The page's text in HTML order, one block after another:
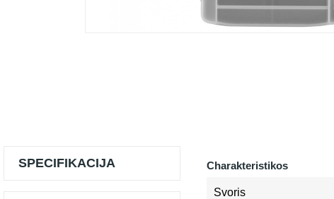
SPECIFIKACIJA Charakteristikos
Svoris